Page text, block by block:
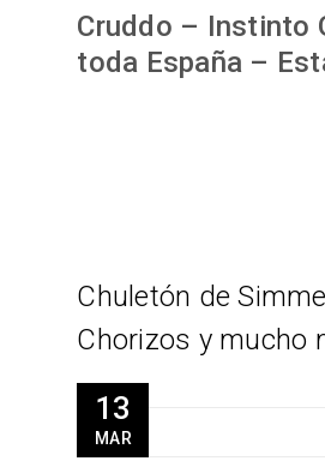
Cruddo – Instinto
toda España –
Chuletón de
Chorizos y mucho
13
MAR